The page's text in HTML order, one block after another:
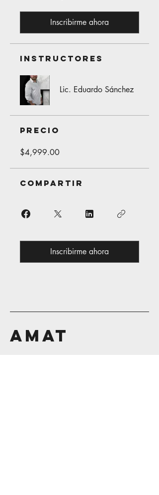
Inscribirme ahora
Instructores
Lic. Eduardo Sánchez
Precio
$4,999.00
Compartir
Inscribirme ahora
AMAT